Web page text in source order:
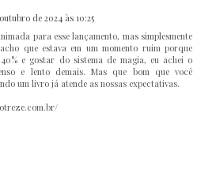
de 2024 às 10:25
para esse lançamento, mas simplesmente
que estava em um momento ruim porque
e gostar do sistema de magia, eu achei o
e lento demais. Mas que bom que você
um livro já atende as nossas expectativas.